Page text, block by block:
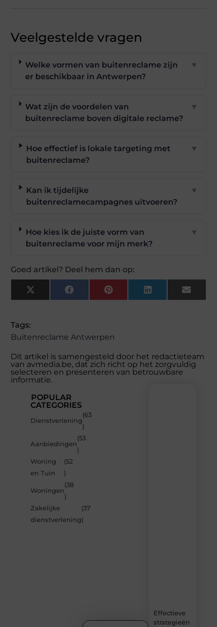
Veelgestelde vragen
Welke vormen van buitenreclame zijn
er beschikbaar in Antwerpen?
▼
Wat zijn de voordelen van
buitenreclame boven digitale reclame?
▼
Hoe effectief is lokale targeting met
buitenreclame?
▼
Kan ik tijdelijke
buitenreclamecampagnes uitvoeren?
▼
Hoe kies ik de juiste vorm van
buitenreclame voor mijn merk?
▼
Goed artikel? Deel hem dan op:
X
(Twitter)
FacebookPinterestLinkedIn Email
Tags:
Buitenreclame Antwerpen
Dit artikel is samengesteld door het redactieteam
van avmedia.be, dat zich richt op het zorgvuldig
selecteren en presenteren van betrouwbare
informatie.
POPULAR
CATEGORIES
Dienstverlening
(63
)
Aanbiedingen
(53
)
Woning
en Tuin
(52
)
Woningen
(38
)
Zakelijke
dienstverlening
(37
)
Effectieve
strategieën